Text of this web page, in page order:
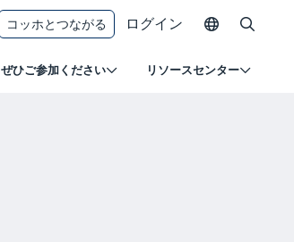
ぜひご参加ください リソースセンター
コッホとつながる ログイン